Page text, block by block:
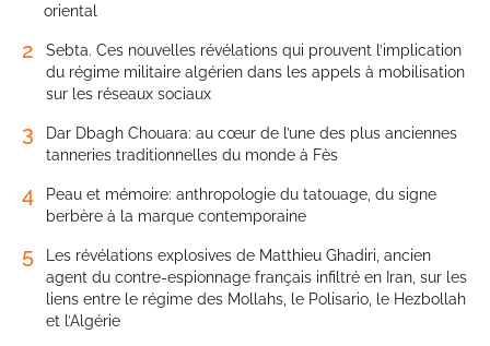
oriental
2
Sebta. Ces nouvelles révélations qui prouvent l’implication
du régime militaire algérien dans les appels à mobilisation
sur les réseaux sociaux
3
Dar Dbagh Chouara: au cœur de l’une des plus anciennes
tanneries traditionnelles du monde à Fès
4
Peau et mémoire: anthropologie du tatouage, du signe
berbère à la marque contemporaine
5
Les révélations explosives de Matthieu Ghadiri, ancien
agent du contre-espionnage français infiltré en Iran, sur les
liens entre le régime des Mollahs, le Polisario, le Hezbollah
et l’Algérie